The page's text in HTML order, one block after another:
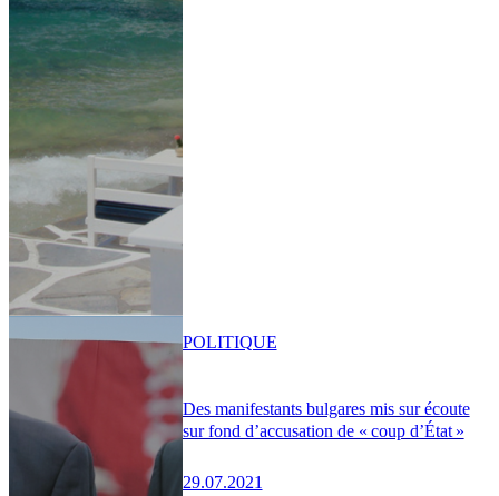
Des manifestants bulgares mis sur écoute
sur fond d’accusation de « coup d’État »
29.07.2021
POLITIQUE